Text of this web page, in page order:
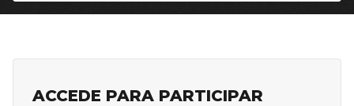
11:01
9
sustituto
ACCEDE PARA PARTICIPAR